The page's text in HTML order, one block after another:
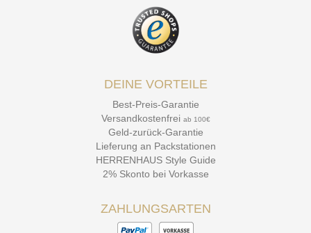
DEINE VORTEILE
Best-Preis-Garantie
Versandkostenfrei ab 100€
Geld-zurück-Garantie
Lieferung an Packstationen
HERRENHAUS Style Guide
2% Skonto bei Vorkasse
ZAHLUNGSARTEN